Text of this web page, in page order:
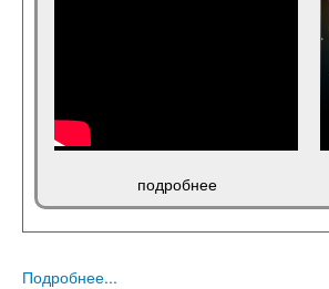
подробнее
Подробнее...